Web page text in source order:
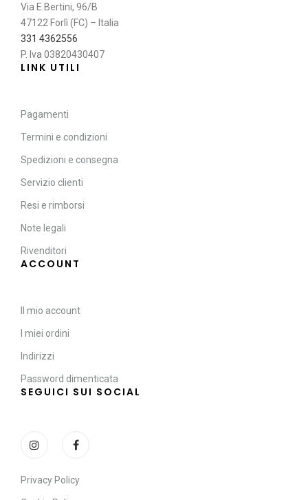
Via E.Bertini, 96/B
47122 Forlì (FC) – Italia
331 4362556
P. Iva 03820430407
LINK UTILI
Pagamenti
Termini e condizioni
Spedizioni e consegna
Servizio clienti
Resi e rimborsi
Note legali
Rivenditori
ACCOUNT
Il mio account
I miei ordini
Indirizzi
Password dimenticata
SEGUICI SUI SOCIAL
Privacy Policy